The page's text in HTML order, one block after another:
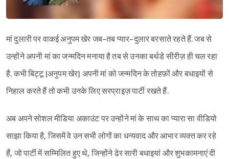
मां दुलारी पर वाकई अनुपम खेर जब-तब प्यार-दुलार बरसाते रहते हैं. जब से
उन्होंने अपनी मां का जन्मदिन मनाया है तब से उनका बर्थडे सीरीज़ ही चल रहा
है. कभी बिट्टू (अनुपम खेर) अपनी मां को जन्मदिन के तोहफ़ों और बधाइयों से
निहाल करते हैं तो कभी उनके लिए सरप्राइज़ पार्टी रखते हैं.
अब अपने सोशल मीडिया अकाउंट पर उन्होंने मां के साथ का प्यारा सा वीडियो
साझा किया है, जिसमें वे उन सभी लोगों का धन्यवाद और आभार व्यक्त कर रहे
हैं, जो पार्टी में सम्मिलित हुए थे, जिन्होंने ढेर सारी बधाइयां और शुभकामनाएं दी